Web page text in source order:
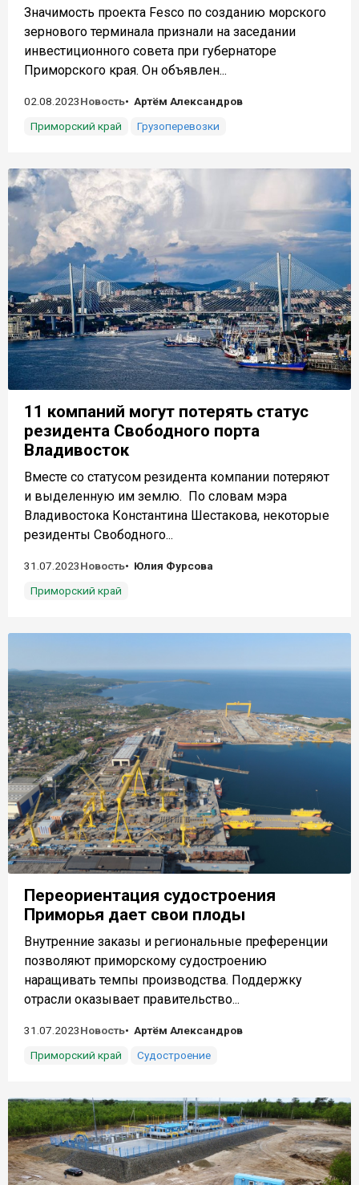
Значимость проекта Fesco по созданию морского
зернового терминала признали на заседании
инвестиционного совета при губернаторе
Приморского края. Он объявлен...
02.08.2023Новость
Артём Александров
Приморский край
Грузоперевозки
11 компаний могут потерять статус
резидента Свободного порта
Владивосток
Вместе со статусом резидента компании потеряют
и выделенную им землю. По словам мэра
Владивостока Константина Шестакова, некоторые
резиденты Свободного...
31.07.2023Новость
Юлия Фурсова
Приморский край
Переориентация судостроения
Приморья дает свои плоды
Внутренние заказы и региональные преференции
позволяют приморскому судостроению
наращивать темпы производства. Поддержку
отрасли оказывает правительство...
31.07.2023Новость
Артём Александров
Приморский край
Судостроение